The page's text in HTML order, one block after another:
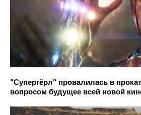
"Супергёрл" провалилась в
вопросом будущее всей новой